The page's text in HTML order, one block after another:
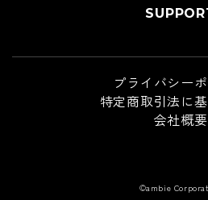
プライバシー
特定商取引法に
会社概要
©ambie